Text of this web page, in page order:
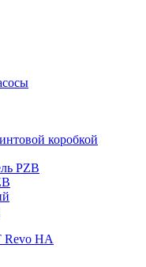
коробкой
PZB
Revo HA